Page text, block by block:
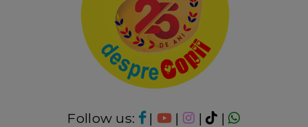
Follow us: | | |
|